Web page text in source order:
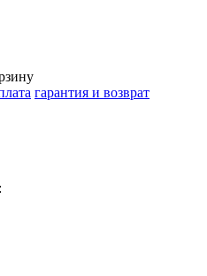
гарантия и возврат